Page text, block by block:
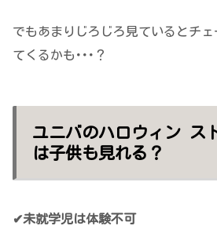
でもあまりじろじろ見ているとチ
てくるかも･･･？
ユニバのハロウィン ス
は子供も見れる？
✔未就学児は体験不可